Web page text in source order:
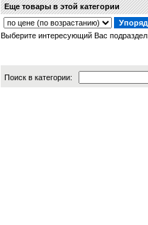
Еще товары в этой категории
Выберите интересующий Вас подраздел.
Поиск в категории: